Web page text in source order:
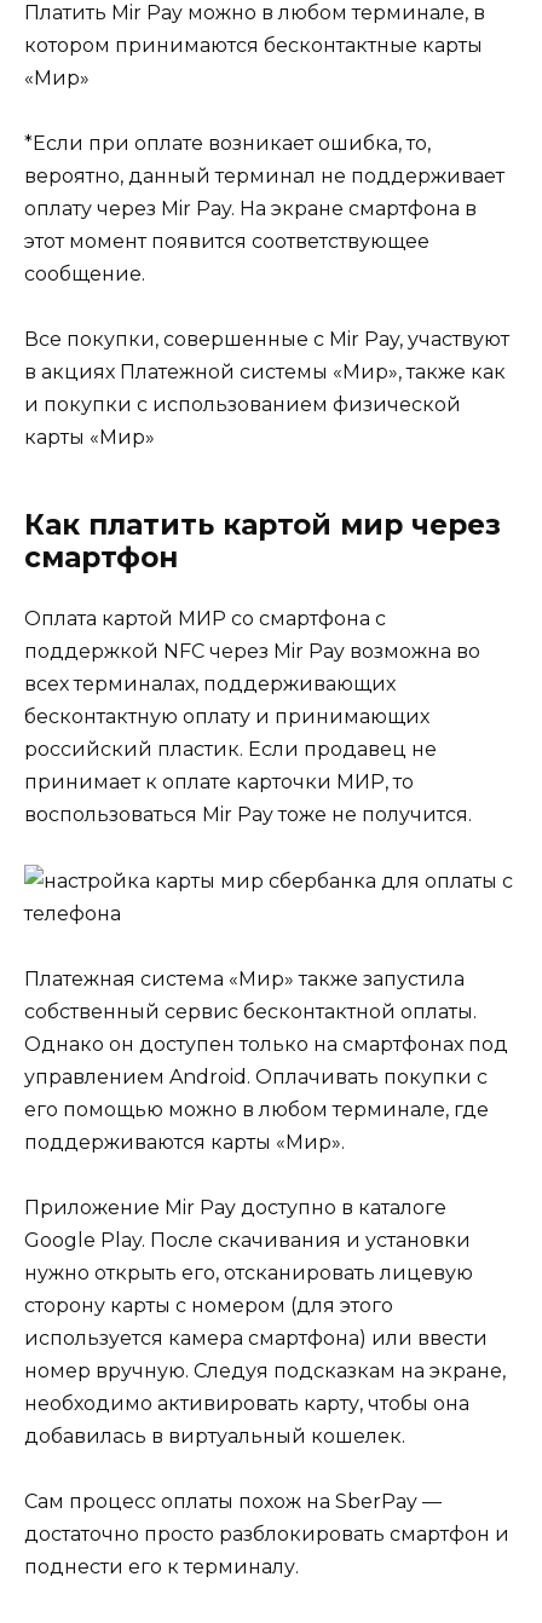
Платить Mir Pay можно в любом терминале, в
котором принимаются бесконтактные карты
«Мир»
*Если при оплате возникает ошибка, то,
вероятно, данный терминал не поддерживает
оплату через Mir Pay. На экране смартфона в
этот момент появится соответствующее
сообщение.
Все покупки, совершенные с Mir Pay, участвуют
в акциях Платежной системы «Мир», также как
и покупки с использованием физической
карты «Мир»
Как платить картой мир через
смартфон
Оплата картой МИР со смартфона с
поддержкой NFC через Mir Pay возможна во
всех терминалах, поддерживающих
бесконтактную оплату и принимающих
российский пластик. Если продавец не
принимает к оплате карточки МИР, то
воспользоваться Mir Pay тоже не получится.
Платежная система «Мир» также запустила
собственный сервис бесконтактной оплаты.
Однако он доступен только на смартфонах под
управлением Android. Оплачивать покупки с
его помощью можно в любом терминале, где
поддерживаются карты «Мир».
Приложение Mir Pay доступно в каталоге
Google Play. После скачивания и установки
нужно открыть его, отсканировать лицевую
сторону карты с номером (для этого
используется камера смартфона) или ввести
номер вручную. Следуя подсказкам на экране,
необходимо активировать карту, чтобы она
добавилась в виртуальный кошелек.
Сам процесс оплаты похож на SberPay —
достаточно просто разблокировать смартфон и
поднести его к терминалу.